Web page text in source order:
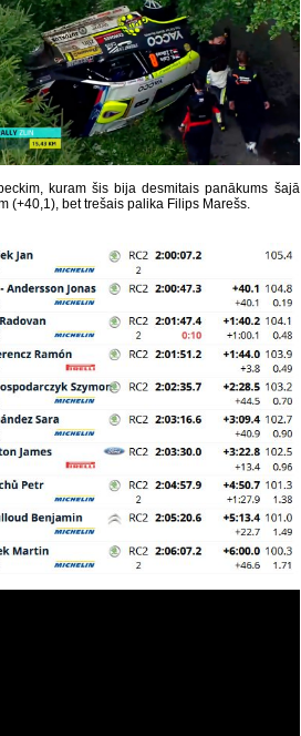
kuram šis bija desmitais panākums šajā
(+40,1), bet trešais palika Filips Marešs.